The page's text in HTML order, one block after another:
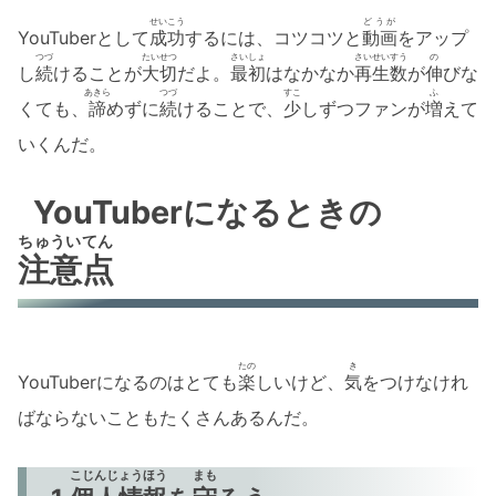
YouTuberとして 成功
せいこう
するには、コツコツと動画
どうが
をアップ
し続
つづ
けることが大切
たいせつ
だよ。 最初
さいしょ
はなかなか再生
さいせい
数
すう
が伸
の
びな
くても、 諦
あきら
めずに続
つづ
けることで、 少
すこ
しずつファンが増
ふ
えて
いくんだ。
YouTuberになるときの
注意点
ちゅういてん
YouTuberになるのはとても楽
たの
しいけど、 気
き
をつけなけれ
ばならないこともたくさんあるんだ。
こじんじょうほう まも